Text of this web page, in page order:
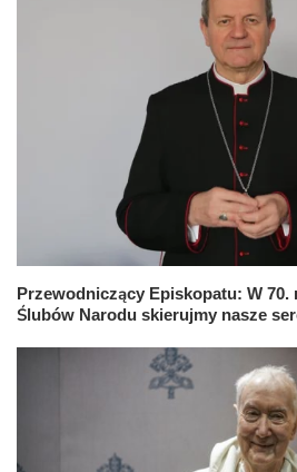
Przewodniczący Episkopatu: W
Ślubów Narodu skierujmy nasze